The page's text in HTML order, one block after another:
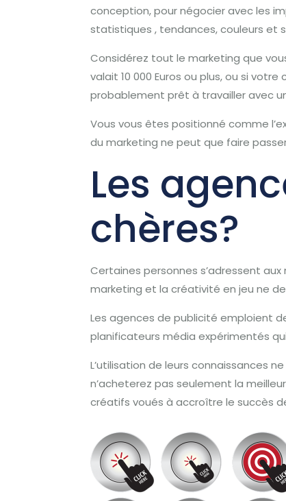
conception, pour négocier avec les
statistiques , tendances, couleurs et
Considérez tout le marketing que
valait 10 000 Euros ou plus, ou si
probablement prêt à travailler avec
Vous vous êtes positionné comme
du marketing ne peut que faire
Les
chères?
Certaines personnes s’adressent
marketing et la créativité en jeu ne
Les agences de publicité emploient
planificateurs média expérimentés
L’utilisation de leurs connaissances
n’acheterez pas seulement la
créatifs voués à accroître le succès